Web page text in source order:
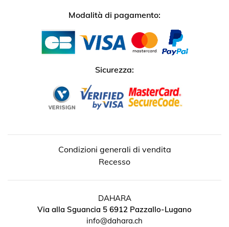
Modalità di pagamento:
Sicurezza:
Condizioni generali di vendita
Recesso
DAHARA
Via alla Sguancia 5 6912 Pazzallo-Lugano
info@dahara.ch